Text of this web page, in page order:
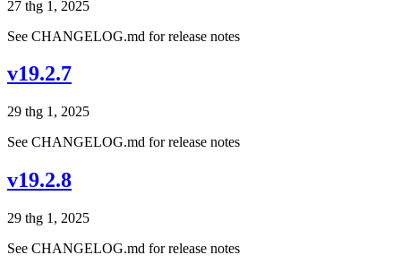
27 thg 1, 2025
See CHANGELOG.md for release notes
v19.2.7
29 thg 1, 2025
See CHANGELOG.md for release notes
v19.2.8
29 thg 1, 2025
See CHANGELOG.md for release notes